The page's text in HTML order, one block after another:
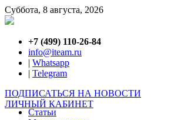
Суббота, 8 августа, 2026
+7 (499) 110-26-84
info@iteam.ru
| Whatsapp
| Telegram
ПОДПИСАТЬСЯ НА НОВОСТИ
ЛИЧНЫЙ КАБИНЕТ
Статьи